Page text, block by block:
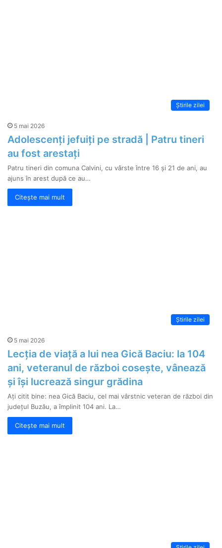
Știrile zilei
5 mai 2026
Adolescenți jefuiți pe stradă | Patru tineri
au fost arestați
Patru tineri din comuna Calvini, cu vârste între 16 și 21 de ani, au
ajuns în arest după ce au…
Citește mai mult
Știrile zilei
5 mai 2026
Lecția de viață a lui nea Gică Baciu: la 104
ani, veteranul de război cosește, vânează
și își lucrează singur grădina
Ați citit bine: nea Gică Baciu, cel mai vârstnic veteran de război din
județul Buzău, a împlinit 104 ani. La…
Citește mai mult